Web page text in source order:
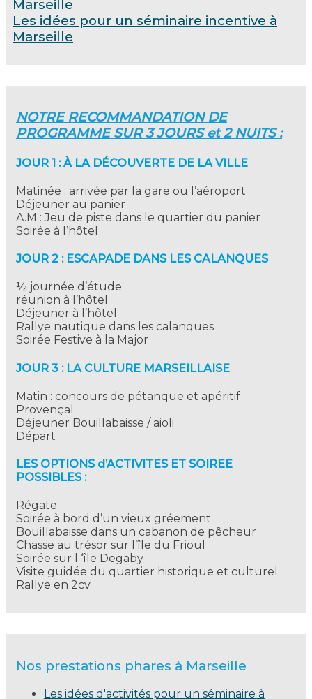
Marseille
Les idées pour un séminaire incentive à
Marseille
NOTRE RECOMMANDATION DE
PROGRAMME SUR 3 JOURS et 2 NUITS :
JOUR 1 : À LA DÉCOUVERTE DE LA VILLE
Matinée : arrivée par la gare ou l’aéroport
Déjeuner au panier
A.M : Jeu de piste dans le quartier du panier
Soirée à l’hôtel
JOUR 2 : ESCAPADE DANS LES CALANQUES
½ journée d’étude
réunion à l’hôtel
Déjeuner à l’hôtel
Rallye nautique dans les calanques
Soirée Festive à la Major
JOUR 3 : LA CULTURE MARSEILLAISE
Matin : concours de pétanque et apéritif
Provençal
Déjeuner Bouillabaisse / aioli
Départ
LES OPTIONS d’ACTIVITES ET SOIREE
POSSIBLES :
Régate
Soirée à bord d’un vieux gréement
Bouillabaisse dans un cabanon de pêcheur
Chasse au trésor sur l’île du Frioul
Soirée sur l ‘île Degaby
Visite guidée du quartier historique et culturel
Rallye en 2cv
Nos prestations phares à Marseille
Les idées d'activités pour un séminaire à